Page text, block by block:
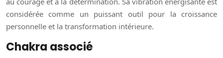
considérée comme un puissant outil pour la croissance
personnelle et la transformation intérieure.
Chakra associé